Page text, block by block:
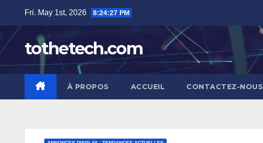
content
Fri. May 1st, 2026 8:24:28 PM
tothetech.com
À PROPOS ACCUEIL CONTACTEZ-NOUS